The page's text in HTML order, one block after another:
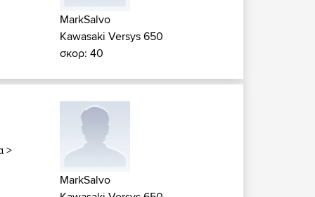
MarkSalvo
Kawasaki Versys 650
σκορ: 40
>
MarkSalvo